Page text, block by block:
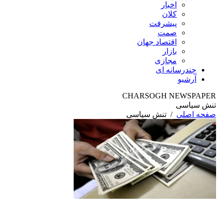
اخبار
کلان
پیشرفت
صمت
اقتصاد جهان
بازار
مجازی
چندرسانه ای
آرشیو
CHARSOGH NEWSPAPER
تنش سیاسی
صفحه اصلی / تنش سیاسی